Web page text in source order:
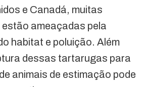
e Canadá, muitas
ameaçadas pela
habitat e poluição. Além
dessas tartarugas para
animais de estimação pode